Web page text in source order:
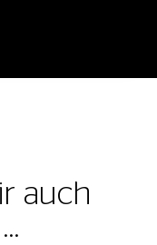
auch